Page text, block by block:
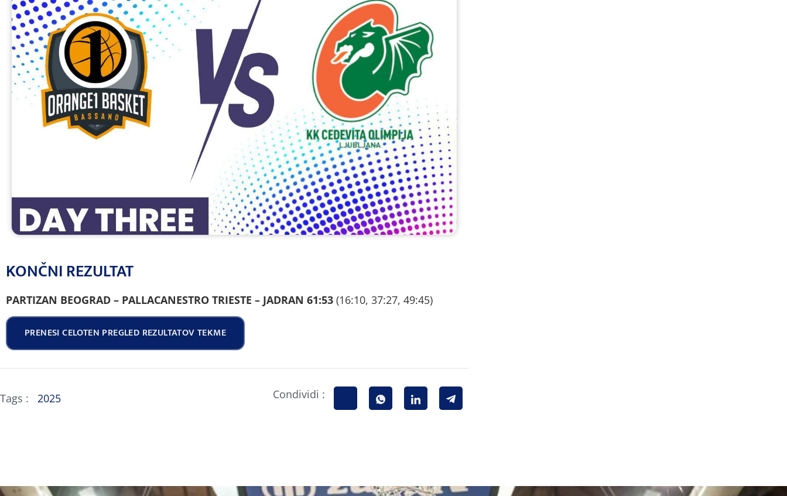
KONČNI REZULTAT
PARTIZAN BEOGRAD – PALLACANESTRO TRIESTE – JADRAN 61:53 (16:10, 37:27, 49:45)
PRENESI CELOTEN PREGLED REZULTATOV TEKME
Tags : 2025 Condividi :